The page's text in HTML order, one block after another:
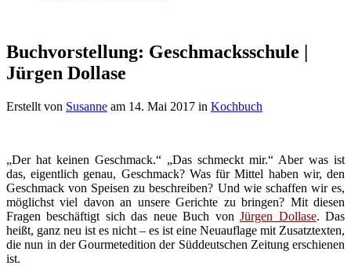
Buchvorstellung: Geschmacksschule |
Jürgen Dollase
Erstellt von Susanne am 14. Mai 2017 in Kochbuch
„Der hat keinen Geschmack.“ „Das schmeckt mir.“ Aber was ist
das, eigentlich genau, Geschmack? Was für Mittel haben wir, den
Geschmack von Speisen zu beschreiben? Und wie schaffen wir es,
möglichst viel davon an unsere Gerichte zu bringen? Mit diesen
Fragen beschäftigt sich das neue Buch vonJürgen Dollase. Das
heißt, ganz neu ist es nicht – es ist eine Neuauflage mit Zusatztexten,
die nun in der Gourmetedition der Süddeutschen Zeitung erschienen
ist.